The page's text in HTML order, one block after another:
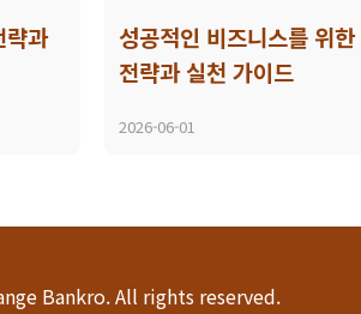
략과
성공적인 비즈니스를 위
전략과 실천 가이드
2026-06-01
Bankro. All rights reserved.